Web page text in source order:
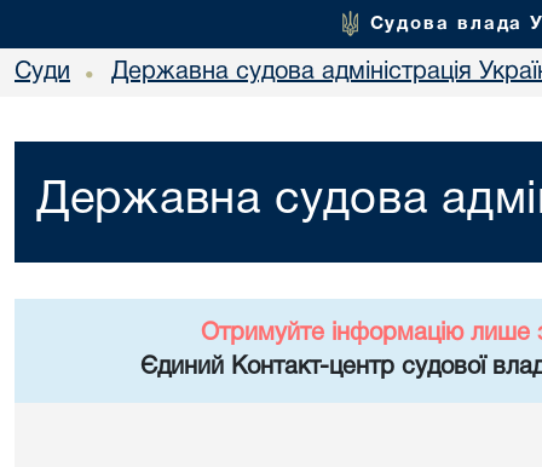
Судова влада
Суди • Державна судова адміністрація
Державна судова
Отримуйте інформацію лише
Єдиний Контакт-центр судової